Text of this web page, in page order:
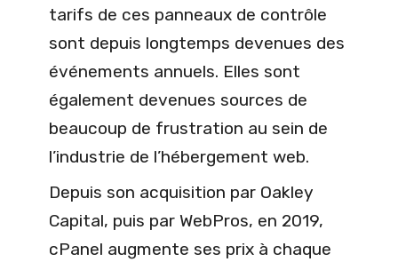
tarifs de ces panneaux de contrôle
sont depuis longtemps devenues des
événements annuels. Elles sont
également devenues sources de
beaucoup de frustration au sein de
l’industrie de l’hébergement web.
Depuis son acquisition par Oakley
Capital, puis par WebPros, en 2019,
cPanel augmente ses prix à chaque